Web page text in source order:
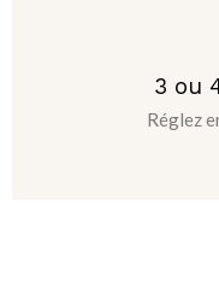
3 ou
Réglez